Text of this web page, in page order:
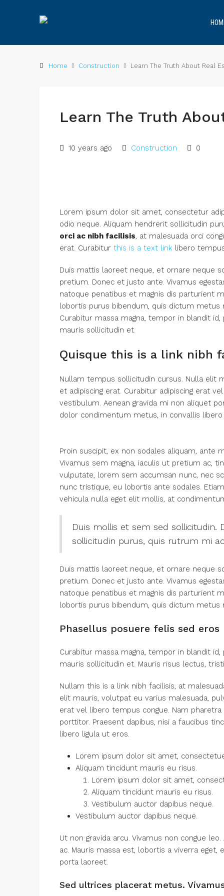
Home Construction Learn The Truth About Real
Learn The Truth
10 years ago Construction 0
Lorem ipsum dolor sit amet, consectetur
odio neque. Aliquam hendrerit sollicitudin
orci ac nibh facilisis, at malesuada orci
erat. Curabitur this is a text link libero
Duis mattis laoreet neque, et ornare neque
pretium. Donec et justo ante. Vivamus
natoque penatibus et magnis dis parturient
lobortis purus bibendum, quis dictum
Curabitur massa magna, tempor in blandit
mauris sollicitudin et.
Quisque this is a link nibh
Nullam tempus sollicitudin cursus. Nulla elit
et adipiscing erat. Curabitur adipiscing erat
vestibulum. Aenean gravida mi non aliquet
dolor condimentum metus, in convallis libero
Proin suscipit, ex non sodales aliquam,
Vivamus sem magna, iaculis ut pretium ac,
vulputate, lorem sem accumsan nunc, nec
nunc tristique, eu lobortis ante sodales.
vehicula nulla eget elit mollis, at
Duis mollis et sem sed sollicitudin.
sollicitudin purus, quis rutrum mi
Duis mattis laoreet neque, et ornare neque
pretium. Donec et justo ante. Vivamus
natoque penatibus et magnis dis parturient
lobortis purus bibendum, quis dictum metus
Phasellus posuere felis sed
Curabitur massa magna, tempor in blandit
mauris sollicitudin et. Mauris risus lectus,
Nullam this is a link nibh facilisis, at
elit mauris, volutpat eu varius malesuada,
erat vel libero tempus congue. Nam
porttitor. Praesent dapibus, nisi a faucibus
libero ligula ut eros.
Lorem ipsum dolor sit amet,
Aliquam tincidunt mauris eu risus.
Lorem ipsum dolor sit amet,
Aliquam tincidunt mauris eu risus.
Vestibulum auctor dapibus neque.
Vestibulum auctor dapibus neque.
Ut non gravida arcu. Vivamus non congue
ac. Mauris massa est, lobortis a viverra
porta laoreet.
Sed ultrices placerat metus.